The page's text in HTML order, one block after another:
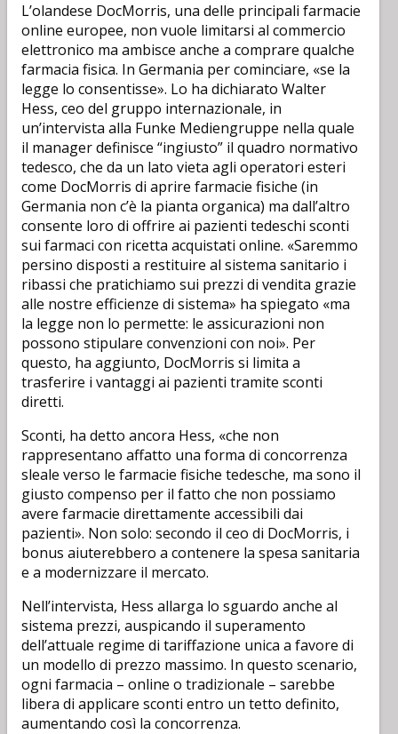
L’olandese DocMorris, una delle principali farmacie
online europee, non vuole limitarsi al commercio
elettronico ma ambisce anche a comprare qualche
farmacia fisica. In Germania per cominciare, «se la
legge lo consentisse». Lo ha dichiarato Walter
Hess, ceo del gruppo internazionale, in
un’intervista alla Funke Mediengruppe nella quale
il manager definisce “ingiusto” il quadro normativo
tedesco, che da un lato vieta agli operatori esteri
come DocMorris di aprire farmacie fisiche (in
Germania non c’è la pianta organica) ma dall’altro
consente loro di offrire ai pazienti tedeschi sconti
sui farmaci con ricetta acquistati online. «Saremmo
persino disposti a restituire al sistema sanitario i
ribassi che pratichiamo sui prezzi di vendita grazie
alle nostre efficienze di sistema» ha spiegato «ma
la legge non lo permette: le assicurazioni non
possono stipulare convenzioni con noi». Per
questo, ha aggiunto, DocMorris si limita a
trasferire i vantaggi ai pazienti tramite sconti
diretti.
Sconti, ha detto ancora Hess, «che non
rappresentano affatto una forma di concorrenza
sleale verso le farmacie fisiche tedesche, ma sono il
giusto compenso per il fatto che non possiamo
avere farmacie direttamente accessibili dai
pazienti». Non solo: secondo il ceo di DocMorris, i
bonus aiuterebbero a contenere la spesa sanitaria
e a modernizzare il mercato.
Nell’intervista, Hess allarga lo sguardo anche al
sistema prezzi, auspicando il superamento
dell’attuale regime di tariffazione unica a favore di
un modello di prezzo massimo. In questo scenario,
ogni farmacia – online o tradizionale – sarebbe
libera di applicare sconti entro un tetto definito,
aumentando così la concorrenza.